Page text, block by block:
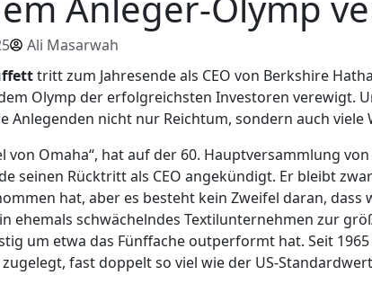
Ali Masarwah
tritt zum Jahresende als CEO von Berkshire
Olymp der erfolgreichsten Investoren verewigt.
Anlegenden nicht nur Reichtum, sondern auch
von Omaha“, hat auf der 60. Hauptversammlung
seinen Rücktritt als CEO angekündigt. Er bleibt
hat, aber es besteht kein Zweifel daran, dass
ehemals schwächelndes Textilunternehmen zur
um etwa das Fünffache outperformt hat. Seit
fast doppelt so viel wie der US-